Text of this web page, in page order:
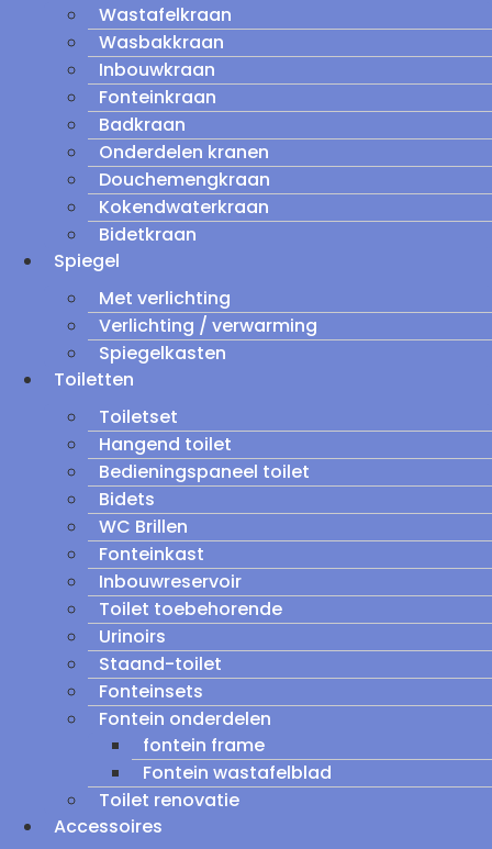
Wastafelkraan
Wasbakkraan
Inbouwkraan
Fonteinkraan
Badkraan
Onderdelen kranen
Douchemengkraan
Kokendwaterkraan
Bidetkraan
Spiegel
Met verlichting
Verlichting / verwarming
Spiegelkasten
Toiletten
Toiletset
Hangend toilet
Bedieningspaneel toilet
Bidets
WC Brillen
Fonteinkast
Inbouwreservoir
Toilet toebehorende
Urinoirs
Staand-toilet
Fonteinsets
Fontein onderdelen
fontein frame
Fontein wastafelblad
Toilet renovatie
Accessoires